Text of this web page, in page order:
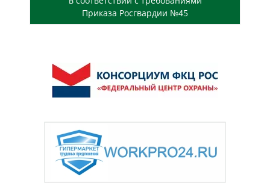
Приказа Росгвардии №45